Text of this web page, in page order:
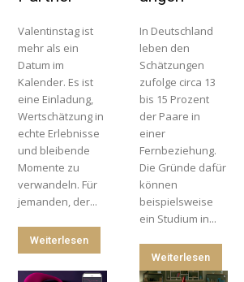
Valentinstag ist
mehr als ein
Datum im
Kalender. Es ist
eine Einladung,
Wertschätzung in
echte Erlebnisse
und bleibende
Momente zu
verwandeln. Für
jemanden, der...
Weiterlesen
In Deutschland
leben den
Schätzungen
zufolge circa 13
bis 15 Prozent
der Paare in
einer
Fernbeziehung.
Die Gründe dafür
können
beispielsweise
ein Studium in...
Weiterlesen